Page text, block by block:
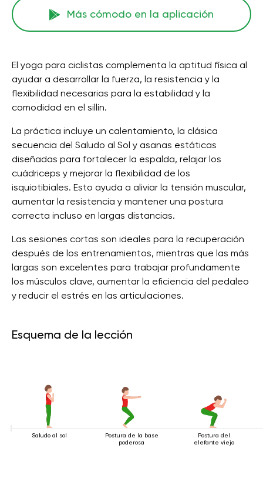
Más cómodo en la aplicación
El yoga para ciclistas complementa la aptitud física al
ayudar a desarrollar la fuerza, la resistencia y la
flexibilidad necesarias para la estabilidad y la
comodidad en el sillín.
La práctica incluye un calentamiento, la clásica
secuencia del Saludo al Sol y asanas estáticas
diseñadas para fortalecer la espalda, relajar los
cuádriceps y mejorar la flexibilidad de los
isquiotibiales. Esto ayuda a aliviar la tensión muscular,
aumentar la resistencia y mantener una postura
correcta incluso en largas distancias.
Las sesiones cortas son ideales para la recuperación
después de los entrenamientos, mientras que las más
largas son excelentes para trabajar profundamente
los músculos clave, aumentar la eficiencia del pedaleo
y reducir el estrés en las articulaciones.
Esquema de la lección
Saludo al sol
Postura de la base
poderosa
Postura del
elefante viejo